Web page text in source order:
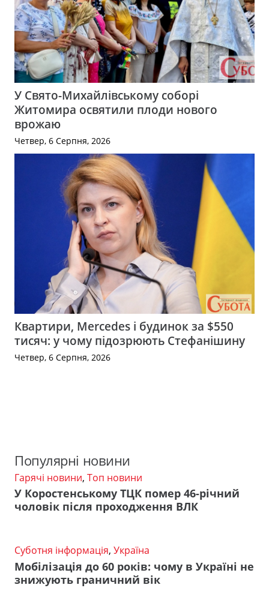
У Свято-Михайлівському соборі
Житомира освятили плоди нового
врожаю
Четвер, 6 Серпня, 2026
Квартири, Mercedes і будинок за $550
тисяч: у чому підозрюють Стефанішину
Четвер, 6 Серпня, 2026
Популярні новини
Гарячі новини, Топ новини
У Коростенському ТЦК помер 46-річний
чоловік після проходження ВЛК
Суботня інформація, Україна
Мобілізація до 60 років: чому в Україні не
знижують граничний вік